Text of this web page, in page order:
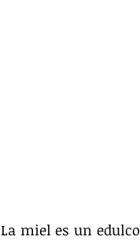
La miel es un